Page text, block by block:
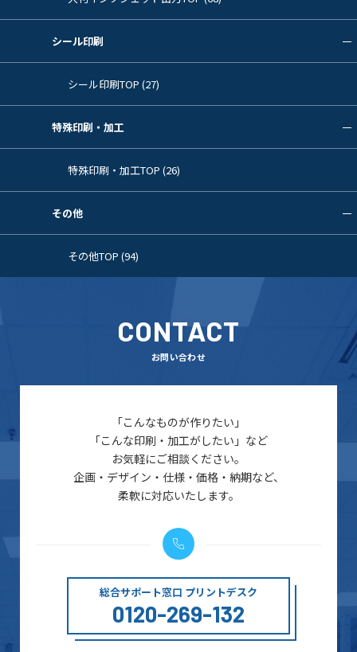
シール印刷
シール印刷TOP (27)
特殊印刷・加工
特殊印刷・加工TOP (26)
その他
その他TOP (94)
CONTACT
お問い合わせ
「こんなものが作りたい」
「こんな印刷・加工がしたい」など
お気軽にご相談ください。
企画・デザイン・仕様・価格・納期など、
柔軟に対応いたします。
総合サポート窓口 プリントデスク
0120-269-132